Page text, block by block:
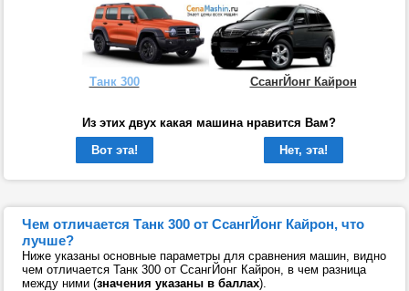
Танк 300 СсангЙонг Кайрон
Из этих двух какая машина нравится Вам?
Вот эта!
Нет, эта!
Чем отличается Танк 300 от СсангЙонг Кайрон, что
лучше?
Ниже указаны основные параметры для сравнения машин, видно
чем отличается Танк 300 от СсангЙонг Кайрон, в чем разница
между ними (значения указаны в баллах).